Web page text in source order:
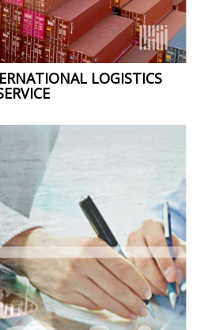
LOGISTICS